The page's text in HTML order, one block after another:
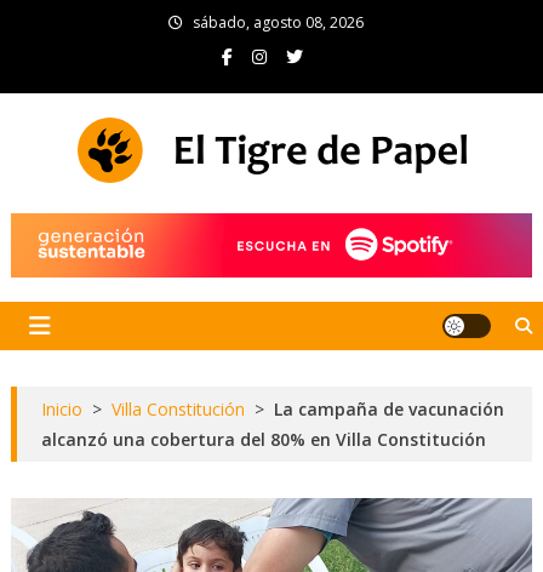
sábado, agosto 08, 2026
Inicio > Villa Constitución > La campaña de vacunación
alcanzó una cobertura del 80% en Villa Constitución